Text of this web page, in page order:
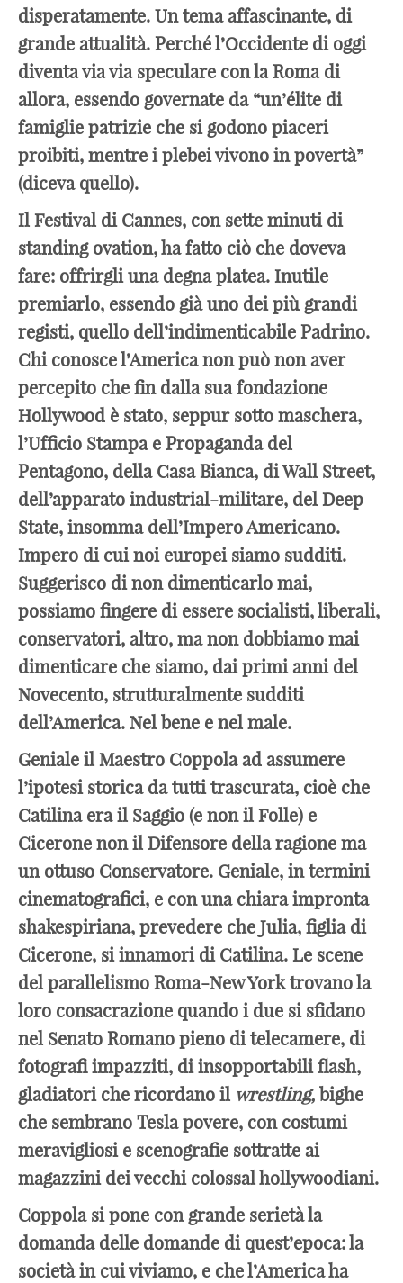
disperatamente. Un tema affascinante, di
grande attualità. Perché l’Occidente di oggi
diventa via via speculare con la Roma di
allora, essendo governate da “un’élite di
famiglie patrizie che si godono piaceri
proibiti, mentre i plebei vivono in povertà”
(diceva quello).
Il Festival di Cannes, con sette minuti di
standing ovation, ha fatto ciò che doveva
fare: offrirgli una degna platea. Inutile
premiarlo, essendo già uno dei più grandi
registi, quello dell’indimenticabile Padrino.
Chi conosce l’America non può non aver
percepito che fin dalla sua fondazione
Hollywood è stato, seppur sotto maschera,
l’Ufficio Stampa e Propaganda del
Pentagono, della Casa Bianca, di Wall Street,
dell’apparato industrial-militare, del Deep
State, insomma dell’Impero Americano.
Impero di cui noi europei siamo sudditi.
Suggerisco di non dimenticarlo mai,
possiamo fingere di essere socialisti, liberali,
conservatori, altro, ma non dobbiamo mai
dimenticare che siamo, dai primi anni del
Novecento, strutturalmente sudditi
dell’America. Nel bene e nel male.
Geniale il Maestro Coppola ad assumere
l’ipotesi storica da tutti trascurata, cioè che
Catilina era il Saggio (e non il Folle) e
Cicerone non il Difensore della ragione ma
un ottuso Conservatore. Geniale, in termini
cinematografici, e con una chiara impronta
shakespiriana, prevedere che Julia, figlia di
Cicerone, si innamori di Catilina. Le scene
del parallelismo Roma-New York trovano la
loro consacrazione quando i due si sfidano
nel Senato Romano pieno di telecamere, di
fotografi impazziti, di insopportabili flash,
gladiatori che ricordano il wrestling, bighe
che sembrano Tesla povere, con costumi
meravigliosi e scenografie sottratte ai
magazzini dei vecchi colossal hollywoodiani.
Coppola si pone con grande serietà la
domanda delle domande di quest’epoca: la
società in cui viviamo, e che l’America ha